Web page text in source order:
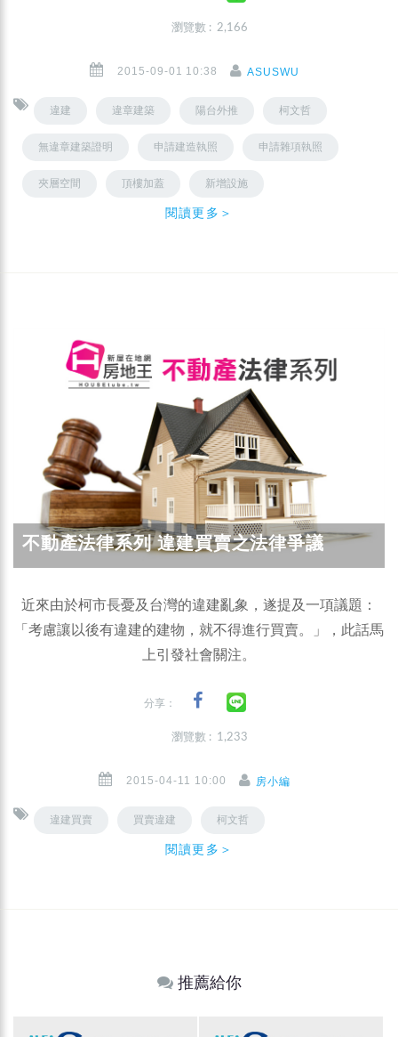
瀏覽數 : 2,166
2015-09-01 10:38 ASUSWU
違建 違章建築 陽台外推 柯文哲
無違章建築證明 申請建造執照 申請雜項執照
夾層空間 頂樓加蓋 新增設施
閱讀更多＞
不動產法律系列 違建買賣之法律爭議
近來由於柯市長憂及台灣的違建亂象，遂提及一項議題：
「考慮讓以後有違建的建物，就不得進行買賣。」，此話馬
上引發社會關注。
分享：
瀏覽數 : 1,233
2015-04-11 10:00 房小編
違建買賣 買賣違建 柯文哲
閱讀更多＞
推薦給你